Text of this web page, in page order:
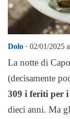
Dolo · 02/01/2025
La notte di
(decisamente
309 i feriti per
dieci anni. Ma